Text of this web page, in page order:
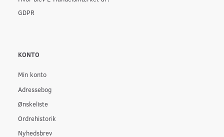
GDPR
KONTO
Min konto
Adressebog
Ønskeliste
Ordrehistorik
Nyhedsbrev